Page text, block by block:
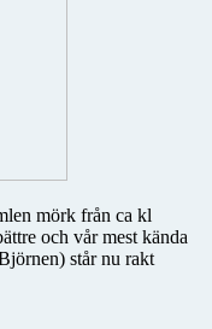
mörk från ca kl
och vår mest kända
står nu rakt